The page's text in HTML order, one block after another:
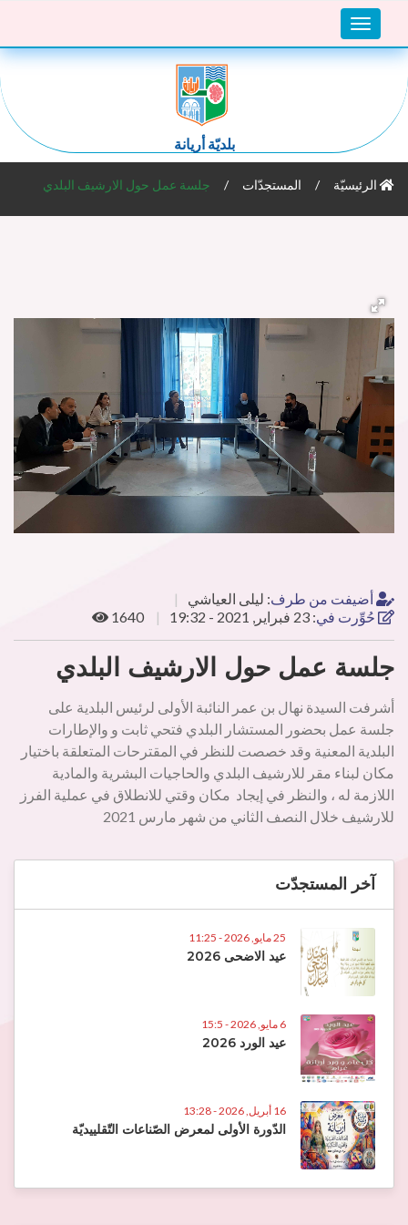
Toggle
navigation
بلديّة أريانة
الرئيسيّة المستجدّات جلسة عمل حول الارشيف البلدي
أضيفت من طرف: ليلى العياشي
حُوِّرت في: 23 فبراير, 2021 - 19:32 1640
جلسة عمل حول الارشيف البلدي
أشرفت السيدة نهال بن عمر النائبة الأولى لرئيس البلدية على
جلسة عمل بحضور المستشار البلدي فتحي ثابت و والإطارات
البلدية المعنية وقد خصصت للنظر في المقترحات المتعلقة باختيار
مكان لبناء مقر للارشيف البلدي والحاجيات البشرية والمادية
اللازمة له ، والنظر في إيجاد مكان وقتي للانطلاق في عملية الفرز
للارشيف خلال النصف الثاني من شهر مارس 2021
آخر المستجدّت
25 مايو, 2026 - 11:25
عيد الاضحى 2026
6 مايو, 2026 - 15:5
عيد الورد 2026
16 أبريل, 2026 - 13:28
الدّورة الأولى لمعرض الصّناعات التّقلييديّة